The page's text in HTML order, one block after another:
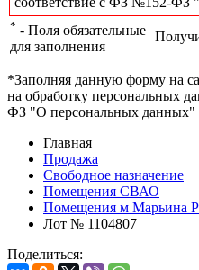
* - Поля обязательные
для заполнения
*Заполняя данную форму на
на обработку персональных
ФЗ "О персональных данных"
Главная
Продажа
Свободное назначение
Помещения СВАО
Помещения м Марьина
Лот № 1104807
Поделиться: